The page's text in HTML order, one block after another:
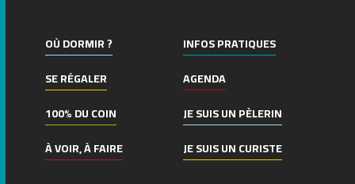
OÙ DORMIR ?
SE RÉGALER
100% DU COIN
À VOIR, À FAIRE
INFOS PRATIQUES
AGENDA
JE SUIS UN PÈLERIN
JE SUIS UN CURISTE